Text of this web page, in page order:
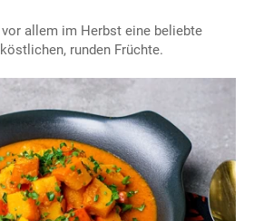
allem im Herbst eine beliebte
runden Früchte.